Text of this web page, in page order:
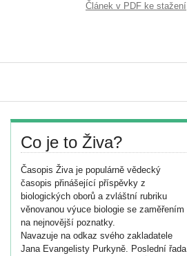
Článek v PDF ke stažení
Co je to Živa?
Časopis Živa je populárně vědecký
časopis přinášející příspěvky z
biologických oborů a zvláštní rubriku
věnovanou výuce biologie se zaměřením
na nejnovější poznatky.
Navazuje na odkaz svého zakladatele
Jana Evangelisty Purkyně. Poslední řada